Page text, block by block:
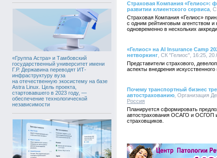
«Группа Астра» и Тамбовский
государственный университет имени
Г.Р. Державина переводят ИТ-
инфраструктуру вуза
на отечественную экосистему на базе
Astra Linux. Цель проекта,
стартовавшего в 2023 году, —
обеспечение технологической
независимости
Страховая Компания «Гелиос»:
развитии клиентского сервиса ,
Страховая Компания «Гелиос»
с одним рейтинговым агентством и
одновременно в нескольких
«Гелиос» на AI Insurance Camp
нетворкинг , СК "Гелиос", 16:25,
Представители страхового,
аспекты внедрения
Почему транспортный бизнес
автострахованию , Организация
Россия
Планируется сформировать
автострахования ОСАГО и ОСГОП и
страховщиков.